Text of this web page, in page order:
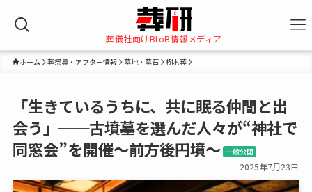
葬儀社向けBtoB情報メディア
ホーム 葬祭具・アフター情報 墓地・墓石 樹木葬
「生きているうちに、共に眠る仲間と出
会う」──古墳墓を選んだ人々が“神社で
同窓会”を開催～前方後円墳～ 一般公開
2025年7月23日